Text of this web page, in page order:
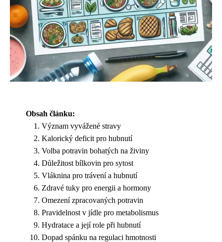
Obsah článku:
Význam vyvážené stravy
Kalorický deficit pro hubnutí
Volba potravin bohatých na živiny
Důležitost bílkovin pro sytost
Vláknina pro trávení a hubnutí
Zdravé tuky pro energii a hormony
Omezení zpracovaných potravin
Pravidelnost v jídle pro metabolismus
Hydratace a její role při hubnutí
Dopad spánku na regulaci hmotnosti